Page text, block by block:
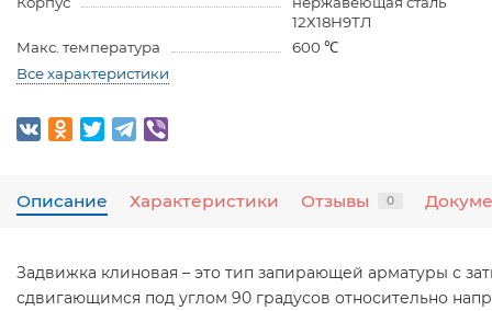
12Х18Н9ТЛ
Макс. температура
600 ℃
Все характеристики
Описание Характеристики Отзывы 0
Задвижка клиновая – это тип запирающей арматуры с
сдвигающимся под углом 90 градусов относительно